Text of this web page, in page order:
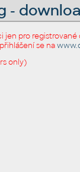
-
jen pro
se na
only)